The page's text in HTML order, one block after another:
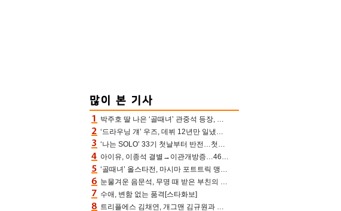
박주호 딸 나은 ‘골때녀’ 관중석 등장, 김민재 복제인간 보고 혼란 [결정적장면]
‘드라우닝 걔’ 우즈, 데뷔 12년만 일냈다…체조경기장 입성 확정
‘나는 SOLO’ 33기 첫날부터 반전…첫인상 0표 영호, 호감남 급부상
아이유, 이종석 결별→이관개방증…46장 꽉 채운 유애나 ♥ “열심히 사는 중”
‘골때녀’ 올스타전, 마시마 포트트릭 맹추격전 5:4 골 잔치 ‘짜릿’ [어제TV]
눈물겨운 음문석, 무명 때 받은 부친의 전재산→폐암 父 세상 떠나기 전 여행(유퀴즈)[어제TV]
수애, 변함 없는 품격[스타화보]
트리플에스 김채연, 개그맨 김규원과 함께 프리뷰쇼 진행 [포토엔HD]